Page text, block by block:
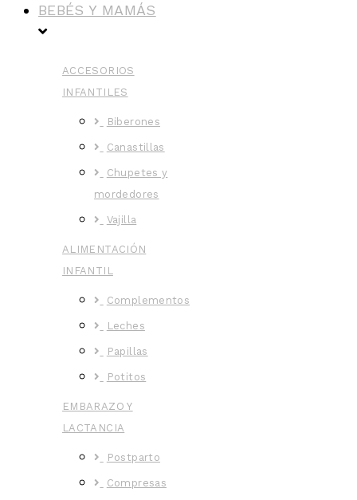
BEBÉS Y MAMÁS
ACCESORIOS
INFANTILES
Biberones
Canastillas
Chupetes y
mordedores
Vajilla
ALIMENTACIÓN
INFANTIL
Complementos
Leches
Papillas
Potitos
EMBARAZO Y
LACTANCIA
Postparto
Compresas